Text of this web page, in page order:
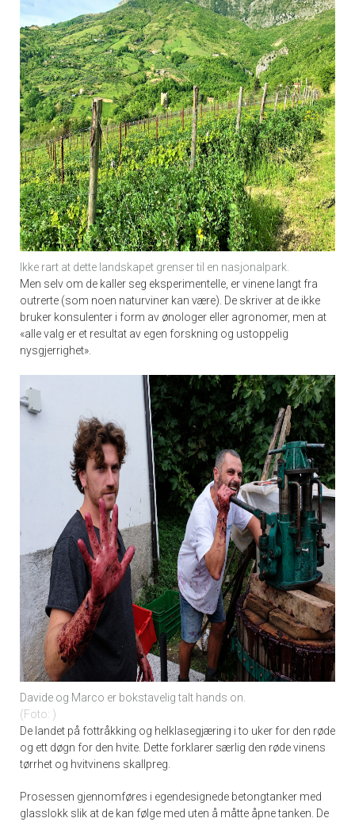
Ikke rart at dette landskapet grenser til en nasjonalpark.
Men selv om de kaller seg eksperimentelle, er vinene langt fra
outrerte (som noen naturviner kan være). De skriver at de ikke
bruker konsulenter i form av ønologer eller agronomer, men at
«alle valg er et resultat av egen forskning og ustoppelig
nysgjerrighet».
Davide og Marco er bokstavelig talt hands on.
Foto:
De landet på fottråkking og helklasegjæring i to uker for den røde
og ett døgn for den hvite. Dette forklarer særlig den røde vinens
tørrhet og hvitvinens skallpreg.
Prosessen gjennomføres i egendesignede betongtanker med
glasslokk slik at de kan følge med uten å måtte åpne tanken. De